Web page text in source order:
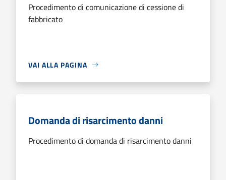
Procedimento di comunicazione di cessione di
fabbricato
VAI ALLA PAGINA
Domanda di risarcimento danni
Procedimento di domanda di risarcimento danni